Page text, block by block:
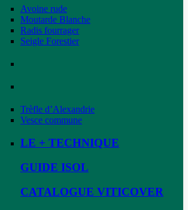
Avoine rude
Moutarde Blanche
Radis fourrager
Seigle Forestier
Trèfle d’Alexandrie
Vesce commune
LE + TECHNIQUE
GUIDE ISOL
CATALOGUE VITICOVER